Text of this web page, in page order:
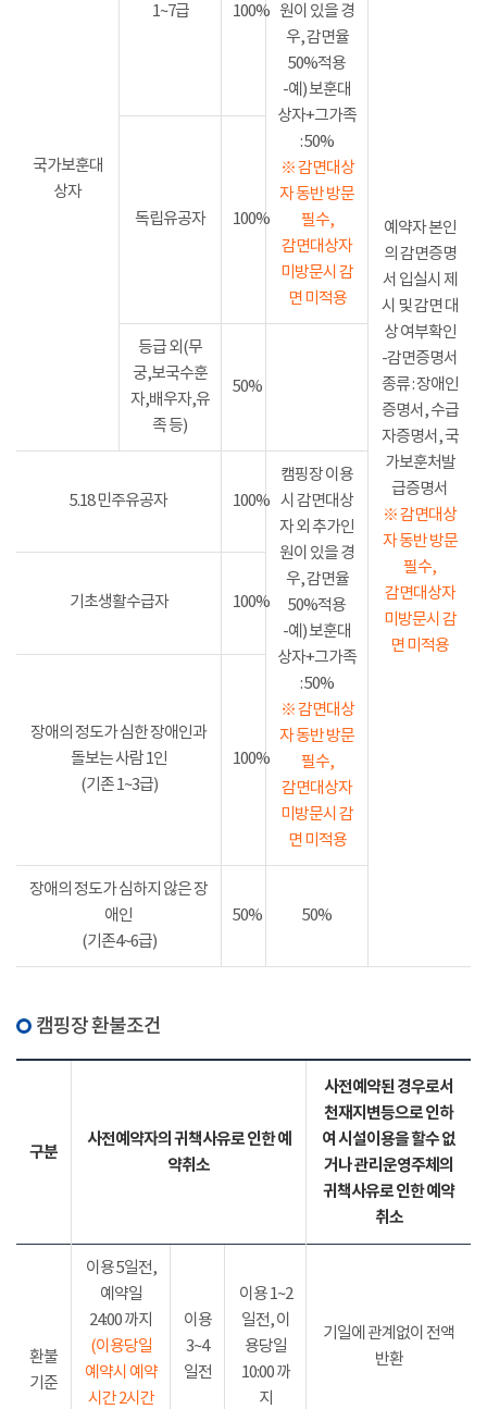
국가보훈대
상자
1~7급 100% 원이 있을 경
우, 감면율
50%적용
-예) 보훈대
상자+그가족
: 50%
※ 감면대상
자 동반 방문
필수,
감면대상자
미방문시 감
면 미적용
예약자 본인
의 감면증명
서 입실시 제
시 및 감면 대
상 여부확인
-감면증명서
종류 : 장애인
증명서, 수급
자증명서, 국
가보훈처발
급증명서
※ 감면대상
자 동반 방문
필수,
감면대상자
미방문시 감
면 미적용
독립유공자 100%
등급 외(무
궁,보국수훈
자,배우자,유
족 등)
50%
5.18 민주유공자 100%
캠핑장 이용
시 감면대상
자 외 추가인
원이 있을 경
우, 감면율
50%적용
-예) 보훈대
상자+그가족
: 50%
※ 감면대상
자 동반 방문
필수,
감면대상자
미방문시 감
면 미적용
기초생활수급자 100%
장애의 정도가 심한 장애인과
돌보는 사람 1인
(기존 1~3급)
100%
장애의 정도가 심하지 않은 장
애인
(기존4~6급)
50% 50%
캠핑장 환불조건
구분
사전예약자의 귀책사유로 인한 예
약취소
사전예약된 경우로서
천재지변등으로 인하
여 시설이용을 할수 없
거나 관리운영주체의
귀책사유로 인한 예약
취소
환불
기준
이용 5일전,
예약일
24:00 까지
(이용당일
예약시 예약
시간 2시간
이용
3~4
일전
이용 1~2
일전, 이
용당일
10:00 까
지
기일에 관계없이 전액
반환